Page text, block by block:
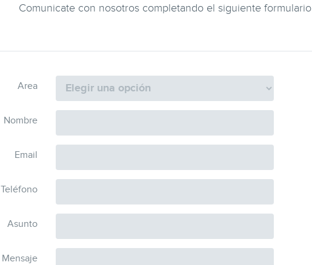
Comunicate con nosotros completando el siguiente formulario
Area
Nombre
Email
Teléfono
Asunto
Mensaje